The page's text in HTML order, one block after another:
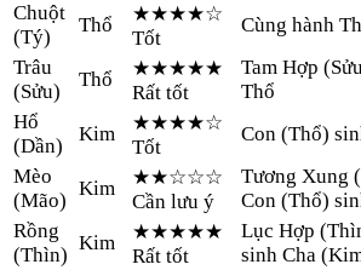
Chuột
(Tý)
Thổ ★★★★☆
Tốt
Cùng hành
Trâu
(Sửu)
Thổ
★★★★★
Rất tốt
Tam Hợp
Thổ
Hổ
(Dần)
Kim ★★★★☆
Tốt
Con (Thổ)
Mèo
(Mão)
Kim ★★☆☆☆
Cần lưu ý
Tương Xung
Con (Thổ)
Rồng
(Thìn)
Kim
★★★★★
Rất tốt
Lục Hợp
sinh Cha